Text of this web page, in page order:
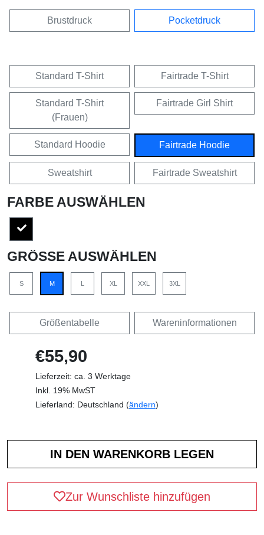
Brustdruck Pocketdruck
Standard T-Shirt Fairtrade T-Shirt
Standard T-Shirt
(Frauen)
Fairtrade Girl Shirt
Standard Hoodie Fairtrade Hoodie
Sweatshirt Fairtrade Sweatshirt
FARBE AUSWÄHLEN
GRÖSSE AUSWÄHLEN
S M L XL XXL 3XL
Größentabelle Wareninformationen
€55,90
Lieferzeit: ca. 3 Werktage
Inkl. 19% MwST
Lieferland: Deutschland (ändern)
Zur Wunschliste hinzufügen